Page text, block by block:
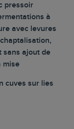
pressoir
à
avec levures
sans ajout de
mise
cuves sur lies